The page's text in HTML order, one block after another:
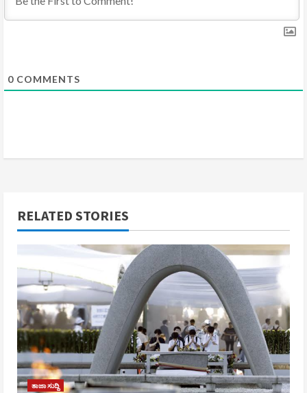
n
0 COMMENTS
RELATED STORIES
ತಾಜಾ ಸುದ್ದಿ